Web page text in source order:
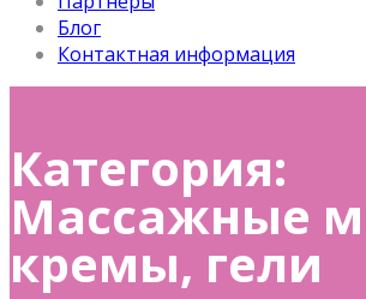
Блог
Контактная информация
Категория:
Массажные
кремы, гели